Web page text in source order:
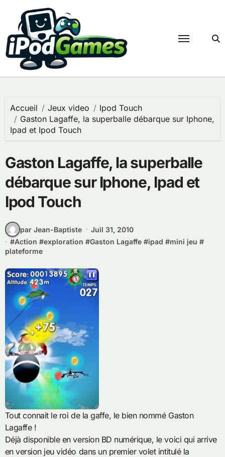
contenu
Accueil Jeux video
Ipod Touch
Gaston Lagaffe, la superballe débarque sur Iphone,
Ipad et Ipod Touch
Gaston Lagaffe, la superballe
débarque sur Iphone, Ipad et
Ipod Touch
par Jean-Baptiste
Juil 31, 2010
#Action #exploration #Gaston Lagaffe #ipad #mini jeu #
plateforme
Tout connait le roi de la gaffe, le bien nommé Gaston
Lagaffe !
Déjà disponible en version BD numérique, le voici qui arrive
en version jeu vidéo dans un premier volet intitulé la